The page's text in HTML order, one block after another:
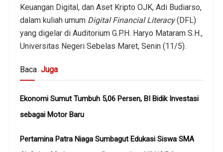
Keuangan Digital, dan Aset Kripto OJK, Adi Budiarso,
dalam kuliah umum Digital Financial Literacy(DFL)
yang digelar di Auditorium G.P.H. Haryo Mataram S.H.,
Universitas Negeri Sebelas Maret, Senin (11/5).
Baca Juga
Ekonomi Sumut Tumbuh 5,06 Persen, BI Bidik Investasi
sebagai Motor Baru
Pertamina Patra Niaga Sumbagut Edukasi Siswa SMA